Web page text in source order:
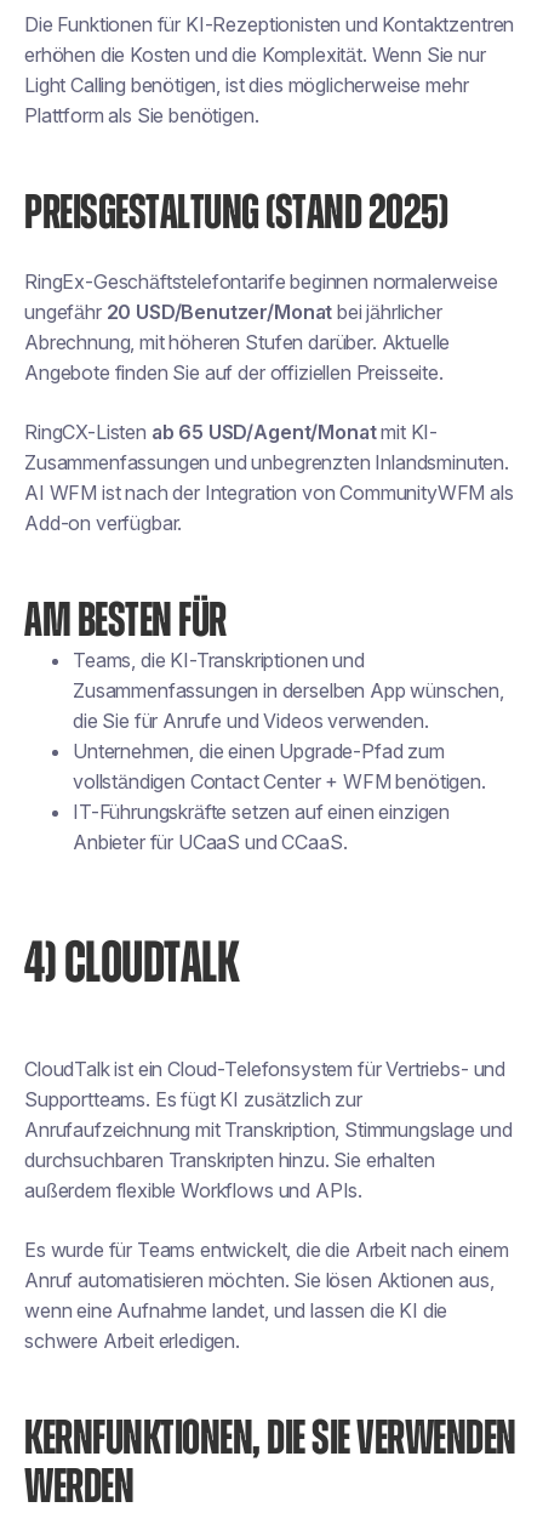
Die Funktionen für KI-Rezeptionisten und Kontaktzentren
erhöhen die Kosten und die Komplexität. Wenn Sie nur
Light Calling benötigen, ist dies möglicherweise mehr
Plattform als Sie benötigen.
PREISGESTALTUNG (STAND 2025)
RingEx-Geschäftstelefontarife beginnen normalerweise
ungefähr 20 USD/Benutzer/Monat bei jährlicher
Abrechnung, mit höheren Stufen darüber. Aktuelle
Angebote finden Sie auf der offiziellen Preisseite.
RingCX-Listen ab 65 USD/Agent/Monatmit KI-
Zusammenfassungen und unbegrenzten Inlandsminuten.
AI WFM ist nach der Integration von CommunityWFM als
Add-on verfügbar.
AM BESTEN FÜR
Teams, die KI-Transkriptionen und
Zusammenfassungen in derselben App wünschen,
die Sie für Anrufe und Videos verwenden.
Unternehmen, die einen Upgrade-Pfad zum
vollständigen Contact Center + WFM benötigen.
IT-Führungskräfte setzen auf einen einzigen
Anbieter für UCaaS und CCaaS.
4) CLOUDTALK
CloudTalk ist ein Cloud-Telefonsystem für Vertriebs- und
Supportteams. Es fügt KI zusätzlich zur
Anrufaufzeichnung mit Transkription, Stimmungslage und
durchsuchbaren Transkripten hinzu. Sie erhalten
außerdem flexible Workflows und APIs.
Es wurde für Teams entwickelt, die die Arbeit nach einem
Anruf automatisieren möchten. Sie lösen Aktionen aus,
wenn eine Aufnahme landet, und lassen die KI die
schwere Arbeit erledigen.
KERNFUNKTIONEN, DIE SIE VERWENDEN
WERDEN